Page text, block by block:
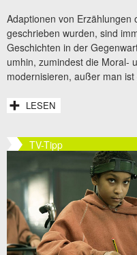
Adaptionen von Erzählungen
geschrieben wurden, sind
Geschichten in der
umhin, zumindest die Moral-
modernisieren, außer man
LESEN
TV-Tipp